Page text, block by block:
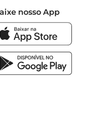
nosso App